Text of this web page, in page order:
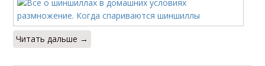
Читать дальше →